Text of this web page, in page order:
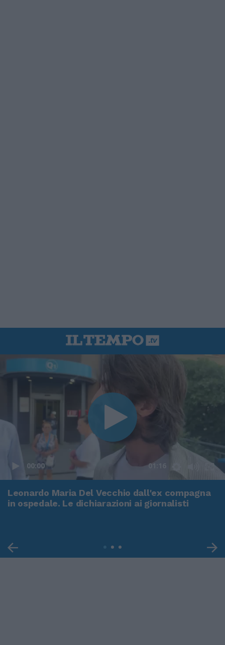
00:00 01:16
Leonardo Maria Del Vecchio dall'ex compagna
in ospedale. Le dichiarazioni ai giornalisti